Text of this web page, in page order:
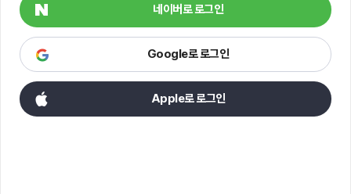
네이버로 로그인
Google로 로그인
Apple로 로그인